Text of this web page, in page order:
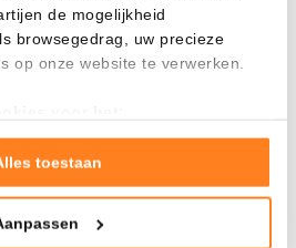
de mogelijkheid
browsegedrag, uw precieze
op onze website te verwerken.
van deze website
advertenties
te geven om deze
toestaan
pérdidas no realizadas.
nuevamente por encima de los
no se logra una ruptura definitiva
es gigantesca y
grande para los inversores
retomar el camino alcista.